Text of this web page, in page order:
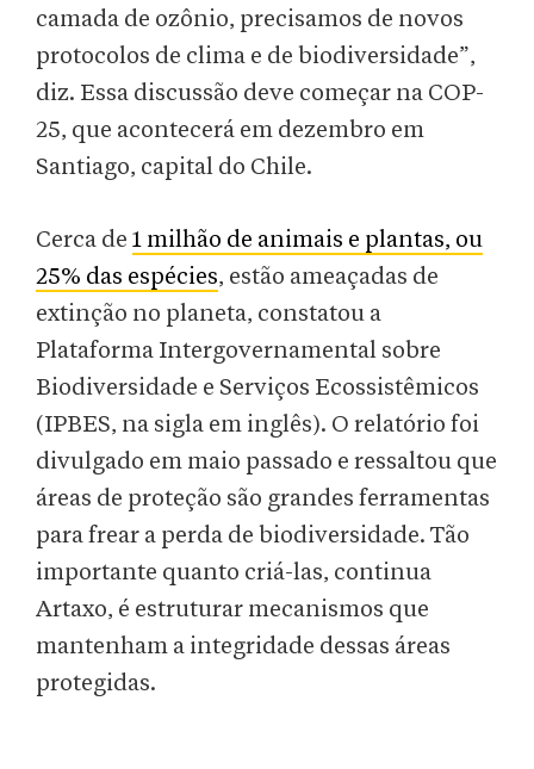
camada de ozônio, precisamos de novos
protocolos de clima e de biodiversidade”,
diz. Essa discussão deve começar na COP-
25, que acontecerá em dezembro em
Santiago, capital do Chile.
Cerca de 1 milhão de animais e plantas, ou
25% das espécies, estão ameaçadas de
extinção no planeta, constatou a
Plataforma Intergovernamental sobre
Biodiversidade e Serviços Ecossistêmicos
(IPBES, na sigla em inglês). O relatório foi
divulgado em maio passado e ressaltou que
áreas de proteção são grandes ferramentas
para frear a perda de biodiversidade. Tão
importante quanto criá-las, continua
Artaxo, é estruturar mecanismos que
mantenham a integridade dessas áreas
protegidas.